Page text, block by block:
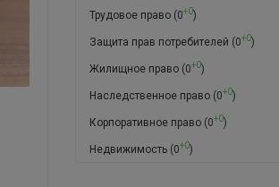
Трудовое право(0+0)
Защита прав потребителей (0+0)
Жилищное право(0+0)
Наследственное право(0+0)
Корпоративное право(0+0)
Недвижимость(0+0)